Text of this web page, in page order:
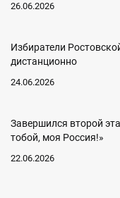
26.06.2026
Избиратели
дистанционно
24.06.2026
Завершился второй
тобой, моя Россия!»
22.06.2026